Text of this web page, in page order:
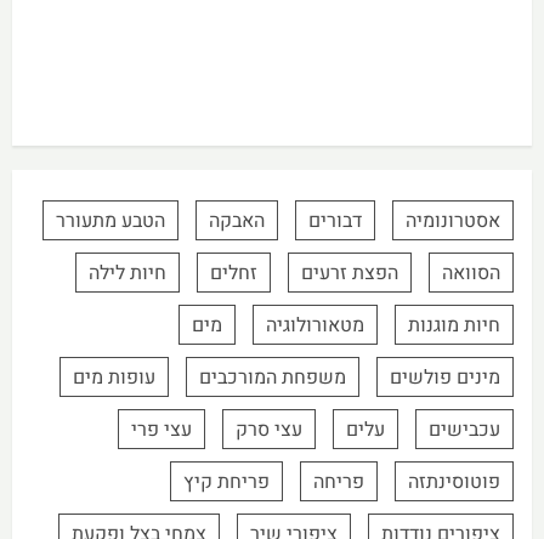
אסטרונומיה דבורים האבקה
הטבע מתעורר
הסוואה
הפצת זרעים זחלים
חיות לילה
חיות מוגנות
מטאורולוגיה
מים
מינים פולשים
משפחת המורכבים
עופות מים
עכבישים
עלים עצי סרק
עצי פרי
פוטוסינתזה
פריחה
פריחת קיץ